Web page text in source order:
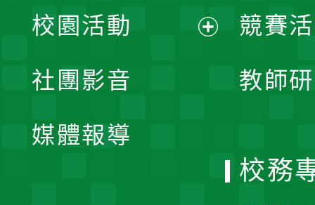
競賽
教師
開
校園活動
社團影音
媒體報導
校務